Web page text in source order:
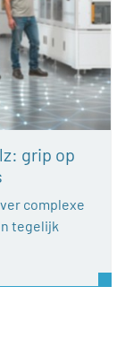
grip op
complexe
tegelijk